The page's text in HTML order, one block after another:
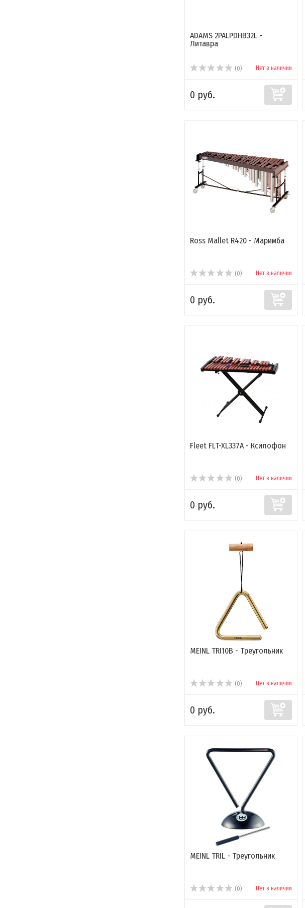
ADAMS 2PALPDHB32L -
Литавра
(0) Нет в наличии
0 руб.
Ross Mallet R420 - Маримба
(0) Нет в наличии
0 руб.
Fleet FLT-XL337A - Ксилофон
(0) Нет в наличии
0 руб.
MEINL TRI10B - Треугольник
(0) Нет в наличии
0 руб.
MEINL TRIL - Треугольник
(0) Нет в наличии